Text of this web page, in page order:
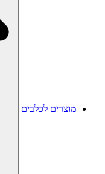
מוצרים לכלבים